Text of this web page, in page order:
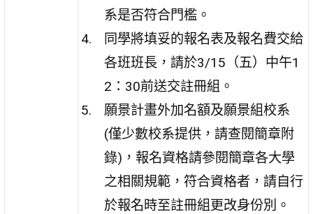
系是否符合門檻。
同學將填妥的報名表及報名費交給
各班班長，請於3/15（五）中午1
2：30前送交註冊組。
願景計畫外加名額及願景組校系
(僅少數校系提供，請查閱簡章附
錄)，報名資格請參閱簡章各大學
之相關規範，符合資格者，請自行
於報名時至註冊組更改身份別。